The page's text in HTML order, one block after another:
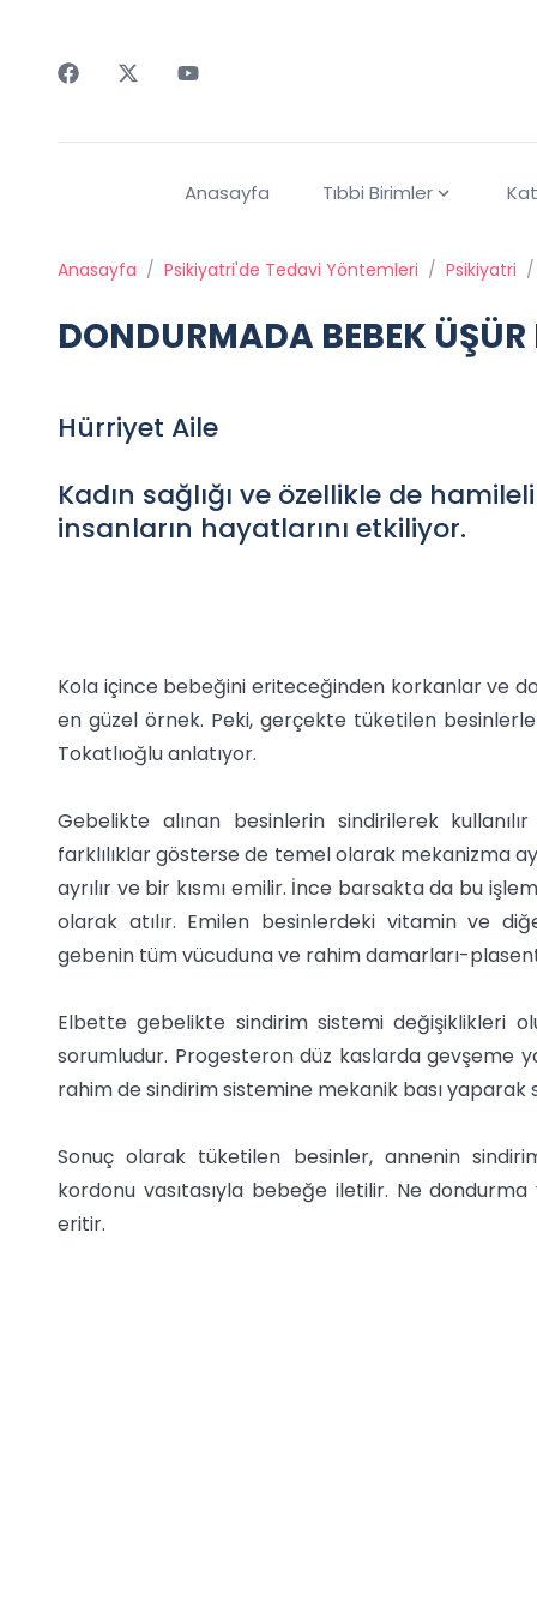
Anasayfa Tıbbi Birimler
Anasayfa / Psikiyatri'de Tedavi Yöntemleri / Psikiyatri /
DONDURMADA BEBEK
Hürriyet Aile
Kadın sağlığı ve özellikle de
insanların hayatlarını etkiliyor.
Kola içince bebeğini eriteceğinden korkanlar ve
en güzel örnek. Peki, gerçekte tüketilen
Tokatlıoğlu anlatıyor.
Gebelikte alınan besinlerin sindirilerek
farklılıklar gösterse de temel olarak mekanizma
ayrılır ve bir kısmı emilir. İnce barsakta da bu
olarak atılır. Emilen besinlerdeki vitamin ve
gebenin tüm vücuduna ve rahim damarları-
Elbette gebelikte sindirim sistemi değişiklikleri
sorumludur. Progesteron düz kaslarda gevşeme
rahim de sindirim sistemine mekanik bası yaparak
Sonuç olarak tüketilen besinler, annenin
kordonu vasıtasıyla bebeğe iletilir. Ne
eritir.